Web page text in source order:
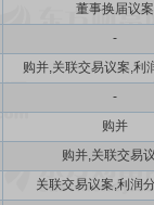
董事换届议案
-
购并,关联交易议案,利
-
购并
购并,关联交易
关联交易议案,利润